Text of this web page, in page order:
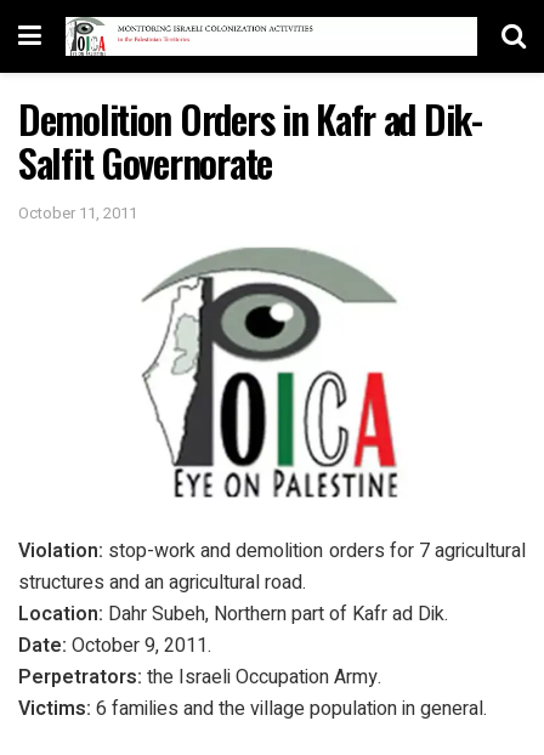
Demolition Orders in Kafr ad Dik-
Salfit Governorate
October 11, 2011
Violation: stop-work and demolition orders for 7 agricultural
structures and an agricultural road.
Location: Dahr Subeh, Northern part of Kafr ad Dik.
Date: October 9, 2011.
Perpetrators: the Israeli Occupation Army.
Victims: 6 families and the village population in general.